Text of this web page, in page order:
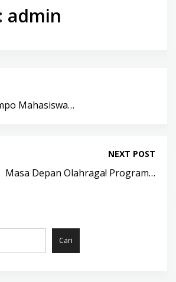
admin
Mahasiswa…
NEXT POST
Masa Depan Olahraga! Program…
Cari